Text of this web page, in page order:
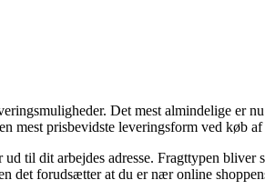
Det mest almindelige er
mest prisbevidste leveringsform ved køb
til dit arbejdes adresse. Fragttypen
det forudsætter at du er nær online